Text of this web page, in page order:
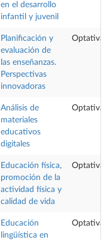
en el desarrollo
infantil y juvenil
Planificación y
evaluación de
las enseñanzas.
Perspectivas
innovadoras
Optativa
Análisis de
materiales
educativos
digitales
Optativa
Educación física,
promoción de la
actividad física y
calidad de vida
Optativa
Educación
lingüística en
Optativa